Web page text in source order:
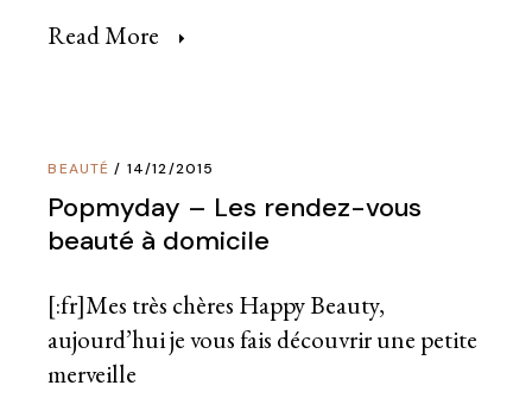
Read More
BEAUTÉ 14/12/2015
Popmyday – Les rendez-vous
beauté à domicile
[:fr]Mes très chères Happy Beauty,
aujourd’hui je vous fais découvrir une petite
merveille